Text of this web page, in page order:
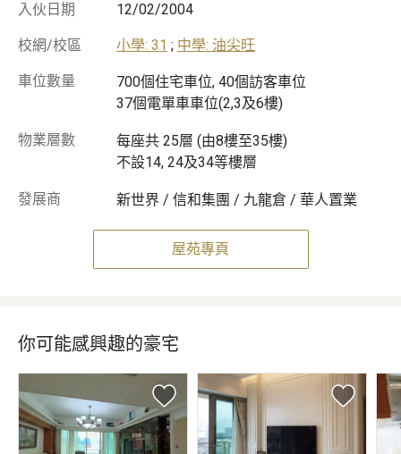
入伙日期 12/02/2004
校網/校區 小學: 31 ; 中學: 油尖旺
車位數量
700個住宅車位, 40個訪客車位
37個電單車車位(2,3及6樓)
物業層數
每座共 25層 (由8樓至35樓)
不設14, 24及34等樓層
發展商 新世界 / 信和集團 / 九龍倉 / 華人置業
屋苑專頁
你可能感興趣的豪宅